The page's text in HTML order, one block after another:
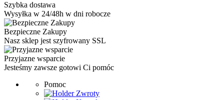
Szybka dostawa
Wysyłka w 24/48h w dni robocze
Bezpieczne Zakupy
Nasz sklep jest szyfrowany SSL
Przyjazne wsparcie
Jesteśmy zawsze gotowi Ci pomóc
Pomoc
Zwroty